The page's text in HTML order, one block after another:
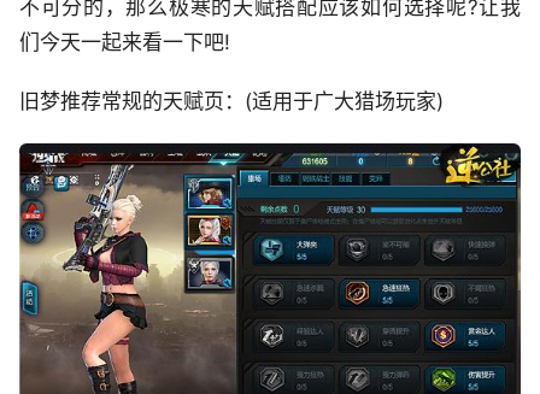
不可分的，那么极寒的天赋搭配应该如何选择呢?让我
们今天一起来看一下吧!
旧梦推荐常规的天赋页：(适用于广大猎场玩家)